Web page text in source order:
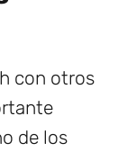
con otros
de los